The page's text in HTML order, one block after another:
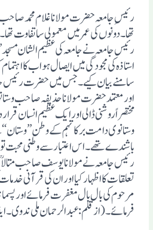
رئیسِ جامعہ حضرت مولانا غلام محمد
تھا ۔ دونوں کی عمر میں معمولی سا تفاوت
رئیس جامعہ نے جامعہ کی عظیم الشان مسجد
استاذہ کی مجودگی میں ایصال ہواب کا
سامنے بیان کیے ۔ جس میں حضرت رئیس
اور معتمد حضرت مولانا حذیفہ صاحب
مختصراً روشنی ڈالی اور ایک عظیم انسان
وستانوی دامت برکاتہم کے وطن ’’وستان
باشندے تھے ۔ اس اعتبار سے وطنی محبت
رئیس جامعہ نے مولانایوسف صاحب
تعلقات کا اظہار کیا اور ان کی قرآنی
مرحوم کی بال بال مغفرت فرمائے اور
فرمائے۔(ازقلم: عبد الرحمان ملی